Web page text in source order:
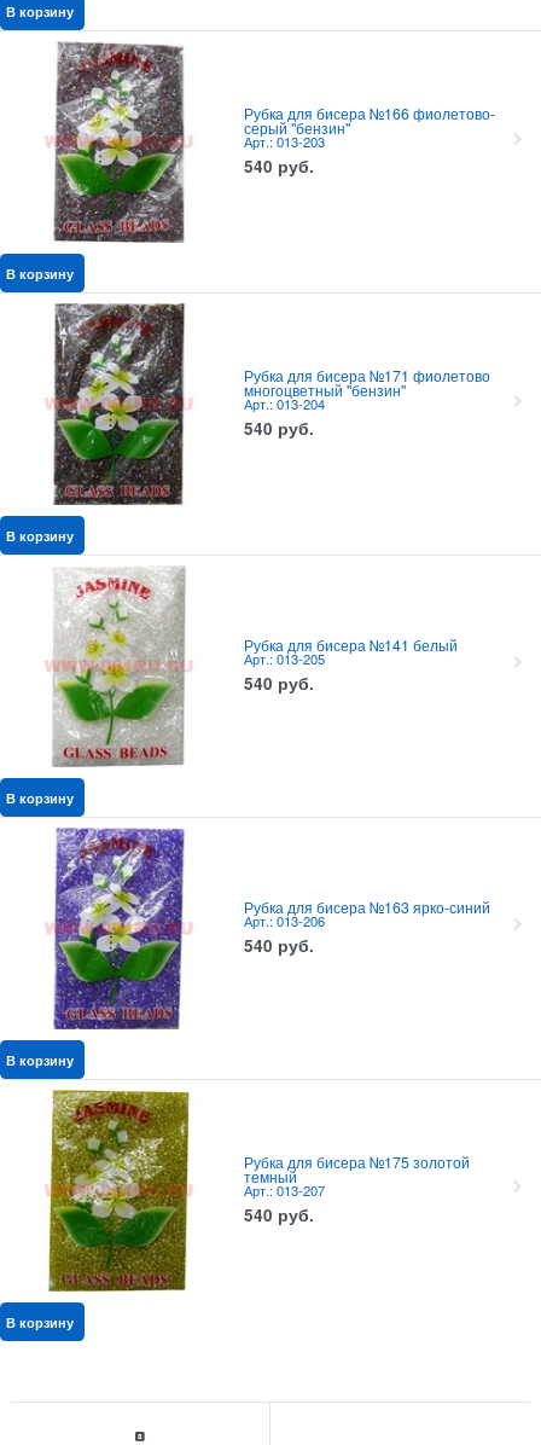
В корзину
Рубка для бисера №166 фиолетово-
серый "бензин"
Арт.: 013-203
540 руб.
В корзину
Рубка для бисера №171 фиолетово
многоцветный "бензин"
Арт.: 013-204
540 руб.
В корзину
Рубка для бисера №141 белый
Арт.: 013-205
540 руб.
В корзину
Рубка для бисера №163 ярко-синий
Арт.: 013-206
540 руб.
В корзину
Рубка для бисера №175 золотой
темный
Арт.: 013-207
540 руб.
В корзину